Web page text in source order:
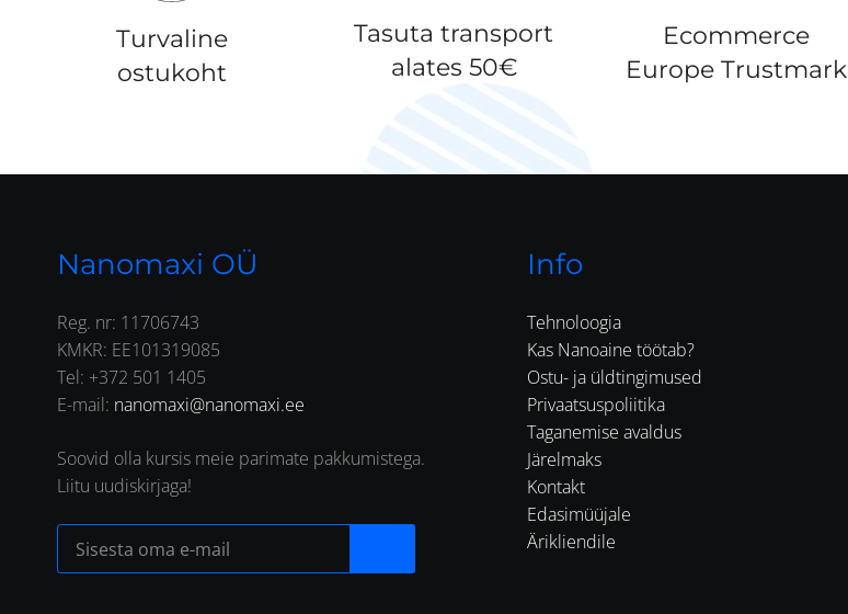
Turvaline
ostukoht
Tasuta transport
alates 50€
Ecommerce
Europe Trustmark
Nanomaxi OÜ
Reg. nr: 11706743
KMKR: EE101319085
Tel: +372 501 1405
E-mail: nanomaxi@nanomaxi.ee
Soovid olla kursis meie parimate pakkumistega.
Liitu uudiskirjaga!
Info
Tehnoloogia
Kas Nanoaine töötab?
Ostu- ja üldtingimused
Privaatsuspoliitika
Taganemise avaldus
Järelmaks
Kontakt
Edasimüüjale
Ärikliendile